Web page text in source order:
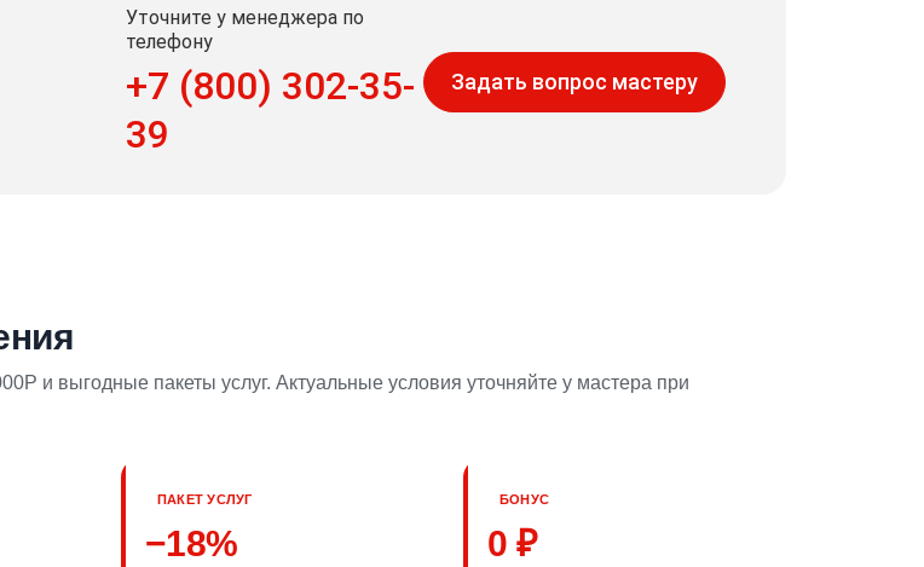
Уточните у менеджера по
телефону
+7 (800) 302-35-
39
Задать вопрос мастеру
и выгодные пакеты услуг. Актуальные условия уточняйте у мастера при
ПАКЕТ УСЛУГ
−18%
БОНУС
0 ₽